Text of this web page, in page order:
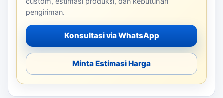
pengiriman.
Konsultasi via WhatsApp
Minta Estimasi Harga